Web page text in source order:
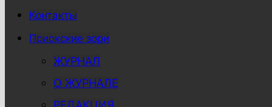
Контакты
Приокские зори
ЖУРНАЛ
О ЖУРНАЛЕ